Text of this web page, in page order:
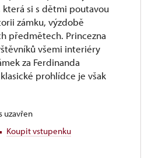
si s dětmi poutavou
zámku, výzdobě
předmětech. Princezna
všemi interiéry
za Ferdinanda
prohlídce je však
uzavřen
Koupit vstupenku